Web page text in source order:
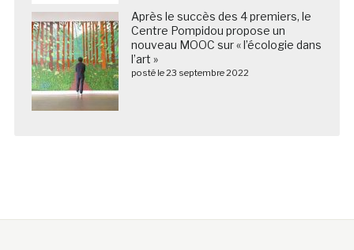
Après le succès des 4 premiers, le
Centre Pompidou propose un
nouveau MOOC sur « l’écologie dans
l’art »
posté le 23 septembre 2022